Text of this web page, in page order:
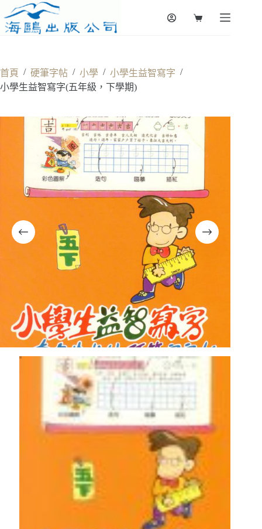
to
content
Shopping
首頁 / 硬筆字帖 / 小學 / 小學生益智寫字 /
小學生益智寫字(五年級，下學期)